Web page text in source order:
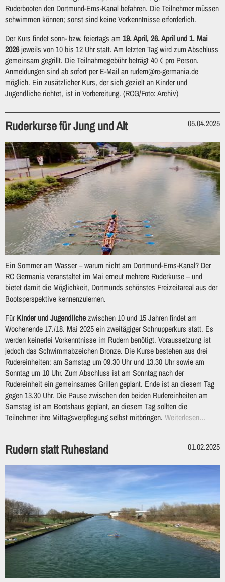
Ruderbooten den Dortmund-Ems-Kanal befahren. Die Teilnehmer müssen
schwimmen können; sonst sind keine Vorkenntnisse erforderlich.
Der Kurs findet sonn- bzw. feiertags am 19. April, 26. April und 1. Mai
2026jeweils von 10 bis 12 Uhr statt. Am letzten Tag wird zum Abschluss
gemeinsam gegrillt. Die Teilnahmegebühr beträgt 40 € pro Person.
Anmeldungen sind ab sofort per E-Mail an rudern@rc-germania.de
möglich. Ein zusätzlicher Kurs, der sich gezielt an Kinder und
Jugendliche richtet, ist in Vorbereitung. (RCG/Foto: Archiv)
Ruderkurse für Jung und Alt 05.04.2025
Ein Sommer am Wasser – warum nicht am Dortmund-Ems-Kanal? Der
RC Germania veranstaltet im Mai erneut mehrere Ruderkurse – und
bietet damit die Möglichkeit, Dortmunds schönstes Freizeitareal aus der
Bootsperspektive kennenzulernen.
FürKinder und Jugendlichezwischen 10 und 15 Jahren findet am
Wochenende 17./18. Mai 2025 ein zweitägiger Schnupperkurs statt. Es
werden keinerlei Vorkenntnisse im Rudern benötigt. Voraussetzung ist
jedoch das Schwimmabzeichen Bronze. Die Kurse bestehen aus drei
Rudereinheiten: am Samstag um 09.30 Uhr und 13.30 Uhr sowie am
Sonntag um 10 Uhr. Zum Abschluss ist am Sonntag nach der
Rudereinheit ein gemeinsames Grillen geplant. Ende ist an diesem Tag
gegen 13.30 Uhr. Die Pause zwischen den beiden Rudereinheiten am
Samstag ist am Bootshaus geplant, an diesem Tag sollten die
Teilnehmer ihre Mittagsverpflegung selbst mitbringen. Weiterlesen…
Rudern statt Ruhestand 01.02.2025